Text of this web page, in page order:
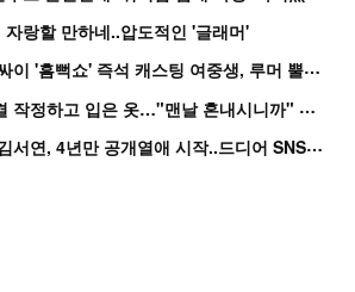
랑할 만하네..압도적인 '글래머'
“
연습생 아닙니다” 싸이 '흠뻑쇼' 즉석 캐스팅 여중생, 루머 뿔났다[Oh!쎈 이...
홍
진영, '임신설' 종결 작정하고 입은 옷…"맨날 혼내시니까" 억울
'
흑백' 김도윤♥배우 김서연, 4년만 공개열애 시작..드디어 SNS에 노출 [핫피...